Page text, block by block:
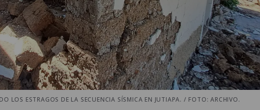
LOS ESTRAGOS DE LA SECUENCIA SÍSMICA EN JUTIAPA. / FOTO: ARCHIVO.